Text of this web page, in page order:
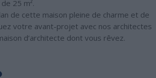
25 m².
de cette maison pleine de charme et de
votre avant-projet avec nos architectes
d’architecte dont vous rêvez.